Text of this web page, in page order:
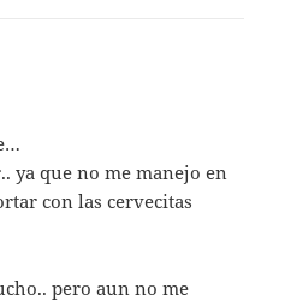
ya que no me manejo en
con las cervecitas
pero aun no me